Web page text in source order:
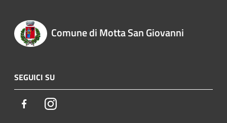
Comune di Motta San Giovanni
SEGUICI SU
FacebookInstagram